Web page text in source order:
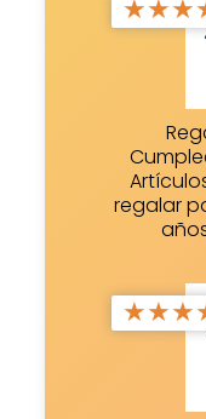
★★★
regalar
★★★